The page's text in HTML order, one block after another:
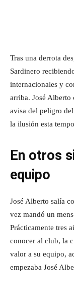
Tras una derrota
Sardinero
internacionales y
arriba. José
avisa del peligro
la ilusión esta
En otros
equipo
José Alberto salía
vez mandó un
Prácticamente tres
conocer al club, la
valor a su equipo,
empezaba José